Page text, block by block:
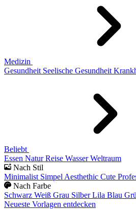
Medizin
Gesundheit Seelische Gesundheit
Beliebt
Essen Natur Reise Wasser Weltraum
Nach Stil
Minimalist Simpel Aesthethic Cute
Nach Farbe
Schwarz Weiß Grau Silber Lila Blau
Neueste Vorlagen entdecken